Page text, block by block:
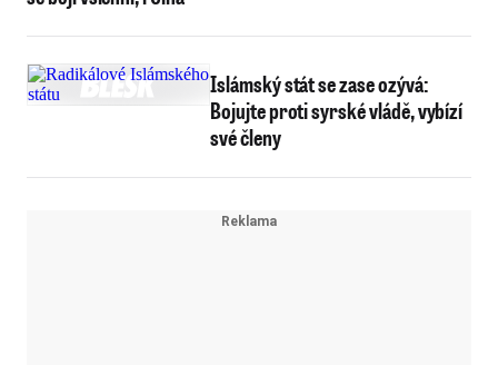
Islámský stát se zase ozývá:
Bojujte proti syrské vládě, vybízí
své členy